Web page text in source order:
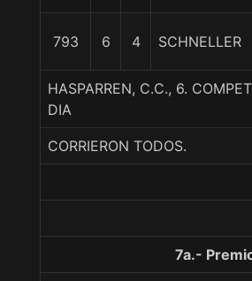
793 6 4 SCHNELLER
HASPARREN, C.C., 6.
DIA
CORRIERON TODOS.
7a.-